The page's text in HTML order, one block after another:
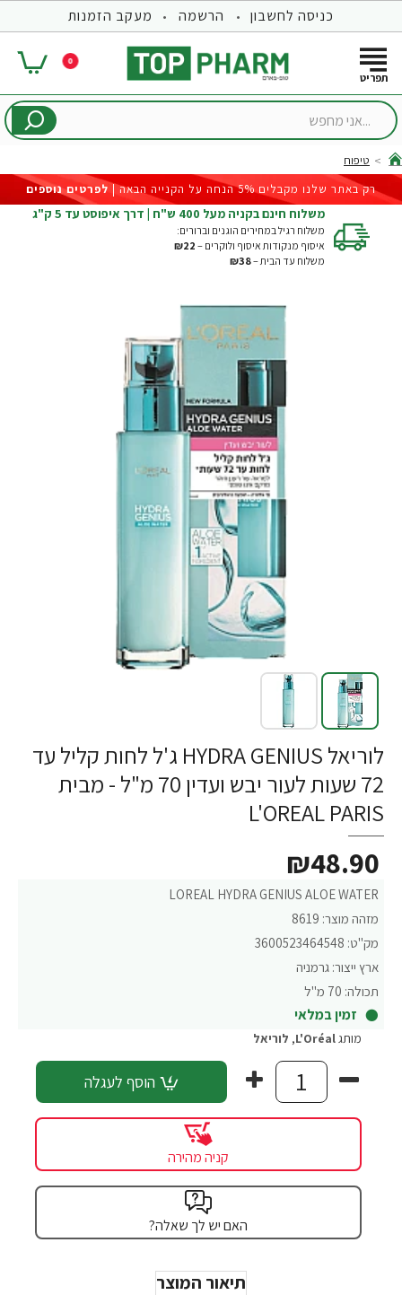
כניסה לחשבון הרשמה מעקב הזמנות
0
...אני
home
טיפוח
רק באתר שלנו מקבלים 5% הנחה על הקנייה הבאה |
לפרטים נוספים
משלוח חינם בקניה מעל 400 ש"ח | דרך איפוסט עד 5 ק"ג
משלוח רגיל במחירים הוגנים וברורים:
איסוף מנקודות איסוף ולוקרים – ₪22
משלוח עד הבית –₪38
לוריאל HYDRA GENIUS ג'ל לחות קליל עד
72 שעות לעור יבש ועדין 70 מ"ל - מבית
L'OREAL PARIS
LOREAL HYDRA GENIUS ALOE WATER
מזהה מוצר: 8619
מק"ט: 3600523464548
ארץ ייצור: גרמניה
תכולה: 70 מ"ל
זמין במלאי
₪48.90
מותגL'Oréal
, לוריאל
הוסף לעגלה
קניה מהירה
האם יש לך שאלה?
תיאור המוצר